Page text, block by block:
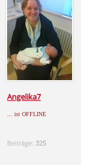
Angelika7
... ist OFFLINE
Beiträge: 325